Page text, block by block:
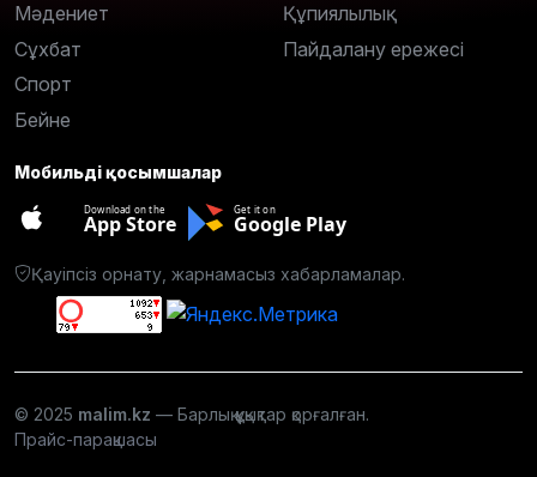
Мәдениет
Сұхбат
Спорт
Бейне
Құпиялылық
Пайдалану ережесі
Мобильді қосымшалар
Download on the
App Store
Get it on
Google Play
Қауіпсіз орнату, жарнамасыз хабарламалар.
© 2025 malim.kz — Барлық құқықтар қорғалған.
Прайс-парақшасы